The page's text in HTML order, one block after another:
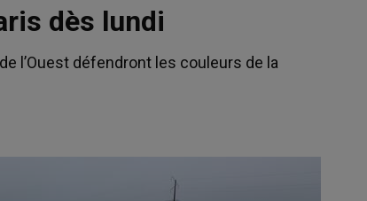
dès lundi
l’Ouest défendront les couleurs de la